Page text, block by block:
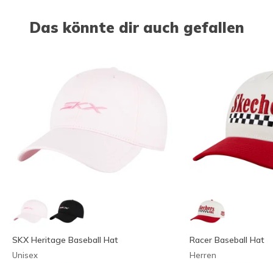
Das könnte dir auch gefallen
SKX Heritage Baseball Hat
Unisex
Racer Baseball Hat
Herren